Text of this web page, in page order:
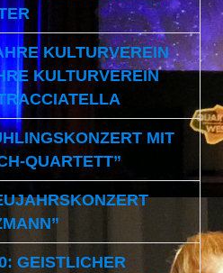
KULTURVEREIN
KULTURVEREIN
MIT
QUARTETT”
GEISTLICHER